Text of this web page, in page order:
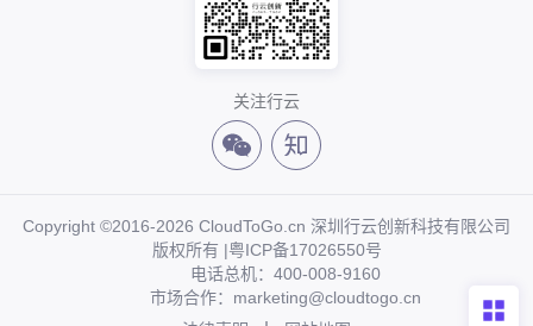
关注行云
Copyright ©2016-2026 CloudToGo.cn 深圳行云创新科技有限公司
版权所有 |粤ICP备17026550号
电话总机：400-008-9160
市场合作：marketing@cloudtogo.cn